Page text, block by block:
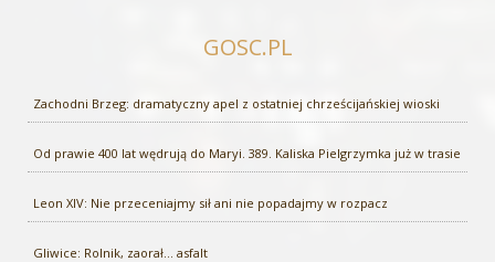
GOSC.PL
Zachodni Brzeg: dramatyczny apel z ostatniej chrześcijańskiej wioski
Od prawie 400 lat wędrują do Maryi. 389. Kaliska Pielgrzymka już w trasie
Leon XIV: Nie przeceniajmy sił ani nie popadajmy w rozpacz
Gliwice: Rolnik, zaorał... asfalt